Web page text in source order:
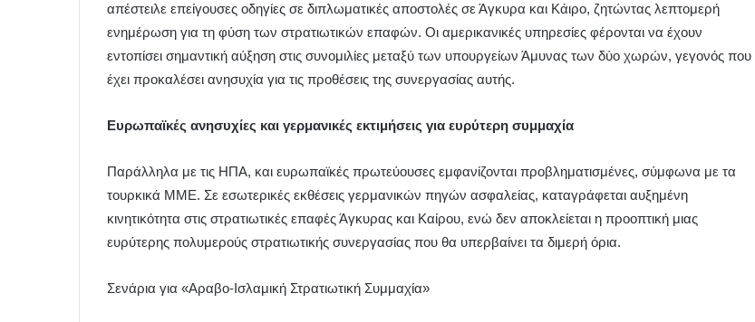
απέστειλε επείγουσες οδηγίες σε διπλωματικές αποστολές σε Άγκυρα και Κάιρο, ζητώντας λεπτομερή
ενημέρωση για τη φύση των στρατιωτικών επαφών. Οι αμερικανικές υπηρεσίες φέρονται να έχουν
εντοπίσει σημαντική αύξηση στις συνομιλίες μεταξύ των υπουργείων Άμυνας των δύο χωρών, γεγονός που
έχει προκαλέσει ανησυχία για τις προθέσεις της συνεργασίας αυτής.
Ευρωπαϊκές ανησυχίες και γερμανικές εκτιμήσεις για ευρύτερη συμμαχία
Παράλληλα με τις ΗΠΑ, και ευρωπαϊκές πρωτεύουσες εμφανίζονται προβληματισμένες, σύμφωνα με τα
τουρκικά ΜΜΕ. Σε εσωτερικές εκθέσεις γερμανικών πηγών ασφαλείας, καταγράφεται αυξημένη
κινητικότητα στις στρατιωτικές επαφές Άγκυρας και Καίρου, ενώ δεν αποκλείεται η προοπτική μιας
ευρύτερης πολυμερούς στρατιωτικής συνεργασίας που θα υπερβαίνει τα διμερή όρια.
Σενάρια για «Αραβο-Ισλαμική Στρατιωτική Συμμαχία»